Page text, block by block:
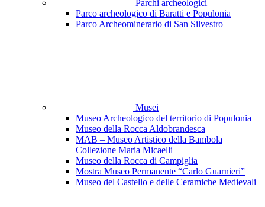
Parchi archeologici
Parco archeologico di Baratti e Populonia
Parco Archeominerario di San Silvestro
Musei
Museo Archeologico del territorio di Populonia
Museo della Rocca Aldobrandesca
MAB – Museo Artistico della Bambola
Collezione Maria Micaelli
Museo della Rocca di Campiglia
Mostra Museo Permanente “Carlo Guarnieri”
Museo del Castello e delle Ceramiche Medievali